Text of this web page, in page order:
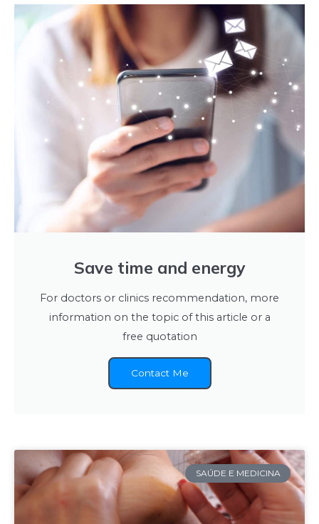
Save time and energy
For doctors or clinics recommendation, more
information on the topic of this article or a
free quotation
Contact Me
SAÚDE E MEDICINA